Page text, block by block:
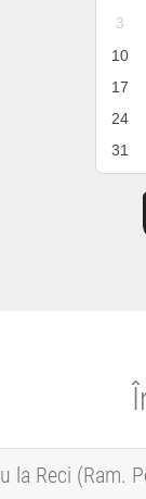
3
10
17
24
31
la Reci (Ram.